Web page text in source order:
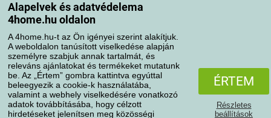
Alapelvek és adatvédelema
4home.hu oldalon
A 4home.hu-t az Ön igényei szerint alakítjuk.
A weboldalon tanúsított viselkedése alapján
személyre szabjuk annak tartalmát, és
releváns ajánlatokat és termékeket mutatunk
be. Az „Értem” gombra kattintva egyúttal
beleegyezik a cookie-k használatába,
valamint a webhely viselkedésére vonatkozó
adatok továbbításába, hogy célzott
hirdetéseket jelenítsen meg közösségi
ÉRTEM
Részletes
beállítások
Szállítási módok
Fizetési módok